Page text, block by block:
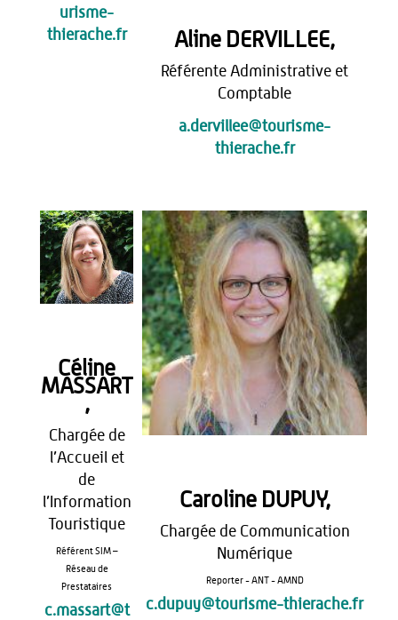
urisme-
thierache.fr
Aline DERVILLEE,
Référente Administrative et
Comptable
a.dervillee@tourisme-
thierache.fr
Céline
MASSART
,
Chargée de
l’Accueil et
de
l’Information
Touristique
Référent SIM –
Réseau de
Prestataires
c.massart@t
Caroline DUPUY,
Chargée de Communication
Numérique
Reporter - ANT - AMND
c.dupuy@tourisme-thierache.fr